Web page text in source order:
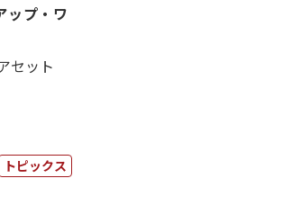
ップ・ワ
セット
トピックス